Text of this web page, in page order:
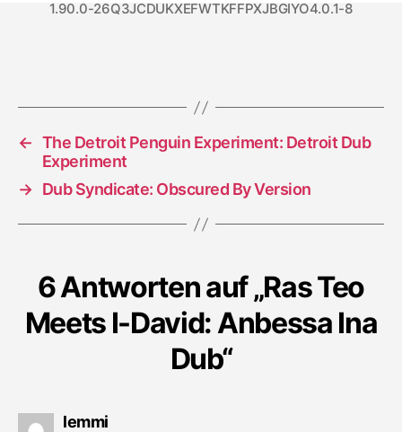
I-
1.90.0-26Q3JCDUKXEFWTKFFPXJBGIYO4.0.1-8
← The Detroit Penguin Experiment: Detroit Dub
Experiment
→ Dub Syndicate: Obscured By Version
6 Antworten auf „Ras Teo
Meets I-David: Anbessa Ina
Dub“
lemmisagt: